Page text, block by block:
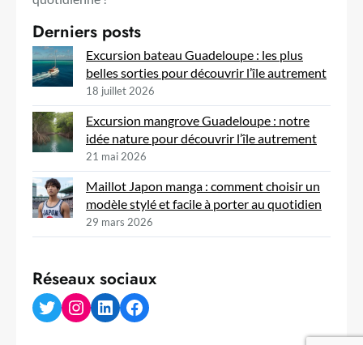
Derniers posts
Excursion bateau Guadeloupe : les plus
belles sorties pour découvrir l’île autrement
18 juillet 2026
Excursion mangrove Guadeloupe : notre
idée nature pour découvrir l’île autrement
21 mai 2026
Maillot Japon manga : comment choisir un
modèle stylé et facile à porter au quotidien
29 mars 2026
Réseaux sociaux
Twitter Instagram LinkedIn Facebook